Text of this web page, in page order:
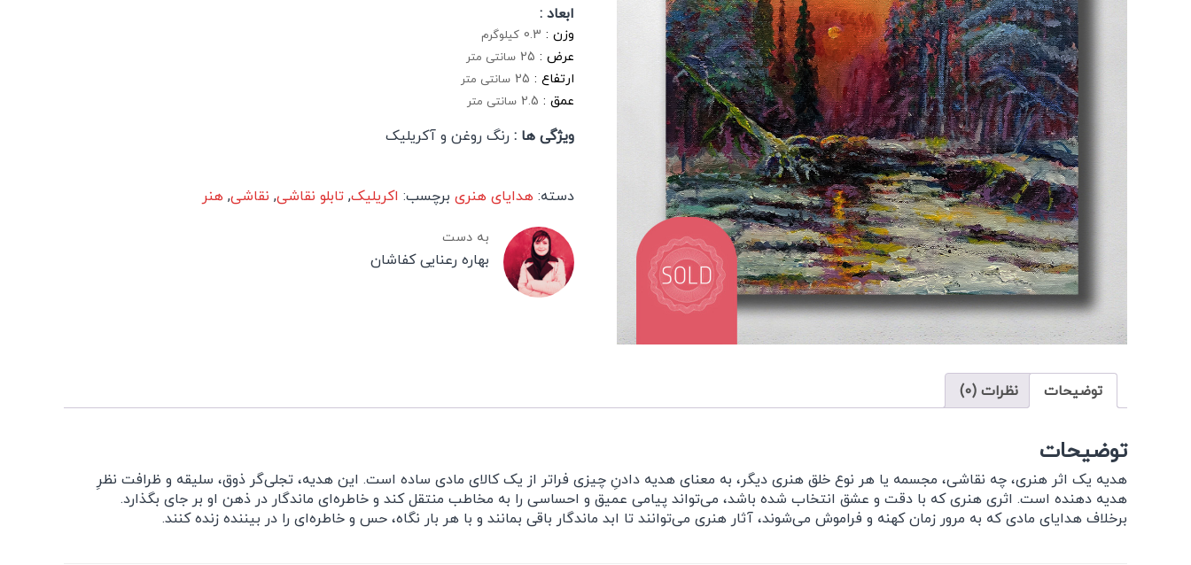
ابعاد :
وزن : 0.3 کیلوگرم
عرض : 25 سانتی متر
ارتفاع : 25 سانتی متر
عمق : 2.5 سانتی متر
ویژگی ها : رنگ روغن و آکریلیک
دسته:هدایای هنری برچسب: اکریلیک,تابلو نقاشی, نقاشی,هنر
به دست
بهاره رعنایی کفاشان
توضیحات نظرات (0)
توضیحات
هدیه یک اثر هنری، چه نقاشی، مجسمه یا هر نوع خلق هنری دیگر، به معنای هدیه دادنِ چیزی فراتر از یک کالای مادی ساده است. این هدیه، تجلی‌گر ذوق، سلیقه و ظرافت نظرِ
هدیه دهنده است. اثری هنری که با دقت و عشق انتخاب شده باشد، می‌تواند پیامی عمیق و احساسی را به مخاطب منتقل کند و خاطره‌ای ماندگار در ذهن او بر جای بگذارد.
برخلاف هدایای مادی که به مرور زمان کهنه و فراموش می‌شوند، آثار هنری می‌توانند تا ابد ماندگار باقی بمانند و با هر بار نگاه، حس و خاطره‌ای را در بیننده زنده کنند.